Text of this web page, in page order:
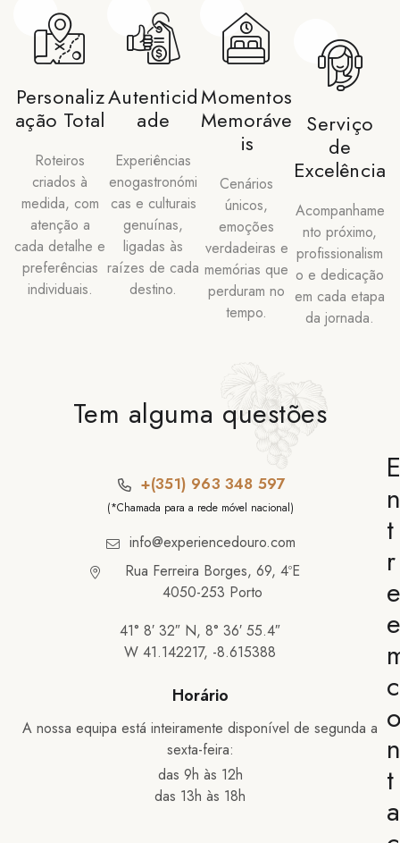
Personaliz
ação Total
Roteiros
criados à
medida, com
atenção a
cada detalhe e
preferências
individuais.
Autenticid
ade
Experiências
enogastronómi
cas e culturais
genuínas,
ligadas às
raízes de cada
destino.
Momentos
Memoráve
is
Cenários
únicos,
emoções
verdadeiras e
memórias que
perduram no
tempo.
Serviço
de
Excelência
Acompanhame
nto próximo,
profissionalism
o e dedicação
em cada etapa
da jornada.
Tem alguma questões
+(351) 963 348 597
(*Chamada para a rede móvel nacional)
info@experiencedouro.com
Rua Ferreira Borges, 69, 4ºE
4050-253 Porto
41° 8′ 32″ N, 8° 36′ 55.4″
W 41.142217, -8.615388
Horário
A nossa equipa está inteiramente disponível de segunda a
sexta-feira:
das 9h às 12h
das 13h às 18h
t
r
c
t
a